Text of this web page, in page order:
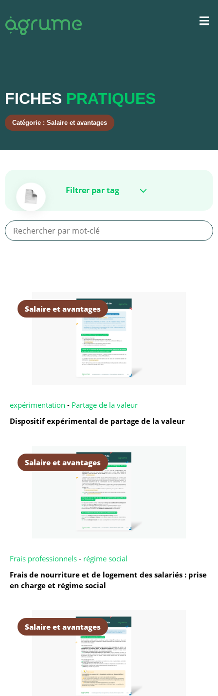
FICHES PRATIQUES
Catégorie : Salaire et avantages
Salaire et avantages
expérimentation - Partage de la valeur
Dispositif expérimental de partage de la valeur
Salaire et avantages
Frais professionnels - régime social
Frais de nourriture et de logement des salariés : prise
en charge et régime social
Salaire et avantages